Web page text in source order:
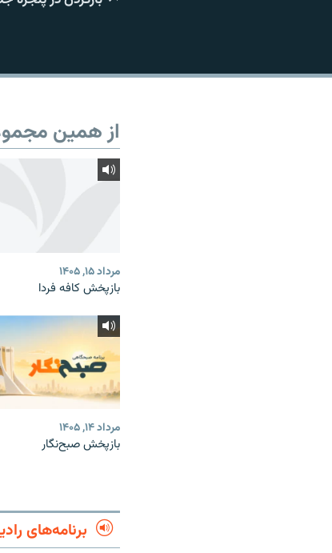
از همین
مرداد ۱۵, ۱۴۰۵
بازپخش کافه فردا
مرداد ۱۴, ۱۴۰۵
بازپخش صبح‌نگار
برنامه‌های